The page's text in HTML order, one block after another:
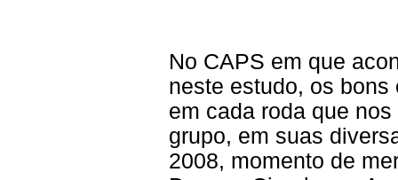
No CAPS em que
neste estudo, os
em cada roda que
grupo, em suas
2008, momento de